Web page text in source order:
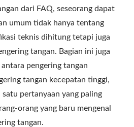
dari FAQ, seseorang dapat
umum tidak hanya tentang
teknis dihitung tetapi juga
tangan. Bagian ini juga
pengering tangan
tangan kecepatan tinggi,
satu pertanyaan yang paling
orang yang baru mengenal
tangan.